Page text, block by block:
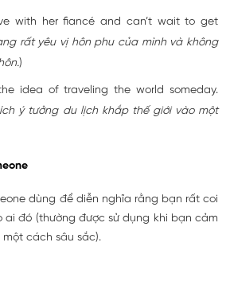
with her fiancé and can’t wait to get
rất yêu vị hôn phu của mình và không
)
idea of traveling the world someday.
ý tưởng du lịch khắp thế giới vào một
dùng để diễn nghĩa rằng bạn rất coi
đó (thường được sử dụng khi bạn cảm
cách sâu sắc).